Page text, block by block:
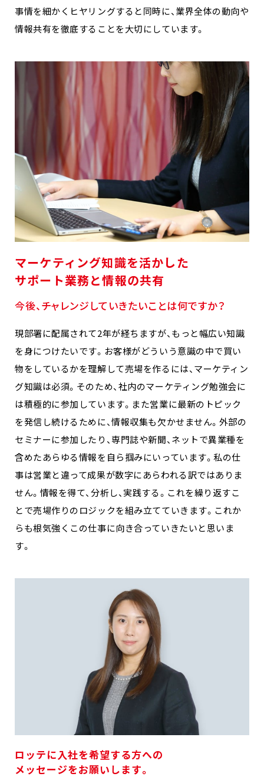
事情を細かくヒヤリングすると同時に、業界全体の動向や
情報共有を徹底することを大切にしています。
マーケティング知識を活かした
サポート業務と情報の共有
今後、チャレンジしていきたいことは何ですか？
現部署に配属されて2年が経ちますが、もっと幅広い知識
を身につけたいです。お客様がどういう意識の中で買い
物をしているかを理解して売場を作るには、マーケティン
グ知識は必須。そのため、社内のマーケティング勉強会に
は積極的に参加しています。また営業に最新のトピック
を発信し続けるために、情報収集も欠かせません。外部の
セミナーに参加したり、専門誌や新聞、ネットで異業種を
含めたあらゆる情報を自ら掴みにいっています。私の仕
事は営業と違って成果が数字にあらわれる訳ではありま
せん。情報を得て、分析し、実践する。これを繰り返すこ
とで売場作りのロジックを組み立てていきます。これか
らも根気強くこの仕事に向き合っていきたいと思いま
す。
ロッテに入社を希望する方への
メッセージをお願いします。